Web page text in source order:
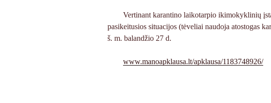
Vertinant karantino laikotarpio ikimokyklinių
pasikeitusios situacijos (tėveliai naudoja atostogas
š. m. balandžio 27 d.
www.manoapklausa.lt/apklausa/1183748926/